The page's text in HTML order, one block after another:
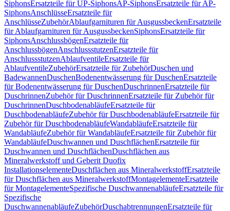
SiphonsErsatzteile für UP-SiphonsAP-SiphonsErsatzteile für AP-
SiphonsAnschlüsseErsatzteile für
AnschlüsseZubehörAblaufgarnituren für AusgussbeckenErsatzteile
für Ablaufgarnituren für AusgussbeckenSiphonsErsatzteile für
SiphonsAnschlussbögenErsatzteile für
AnschlussbögenAnschlussstutzenErsatzteile für
AnschlussstutzenAblaufventileErsatzteile für
AblaufventileZubehörErsatzteile für ZubehörDuschen und
BadewannenDuschenBodenentwässerung für DuschenErsatzteile
für Bodenentwässerung für DuschenDuschrinnenErsatzteile für
DuschrinnenZubehör für DuschrinnenErsatzteile für Zubehör für
DuschrinnenDuschbodenabläufeErsatzteile für
DuschbodenabläufeZubehör für DuschbodenabläufeErsatzteile für
Zubehör für DuschbodenabläufeWandabläufeErsatzteile für
WandabläufeZubehör für WandabläufeErsatzteile für Zubehör für
WandabläufeDuschwannen und DuschflächenErsatzteile für
Duschwannen und DuschflächenDuschflächen aus
Mineralwerkstoff und Geberit Duofix
InstallationselementeDuschflächen aus MineralwerkstoffErsatzteile
für Duschflächen aus MineralwerkstoffMontagelementeErsatzteile
für MontagelementeSpezifische DuschwannenabläufeErsatzteile für
Spezifische
DuschwannenabläufeZubehörDuschabtrennungenErsatzteile für